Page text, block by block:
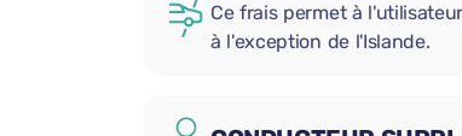
Ce frais permet à
à l'exception de l'Islande.